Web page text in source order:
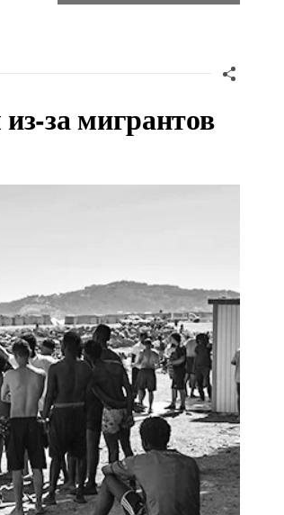
за мигрантов